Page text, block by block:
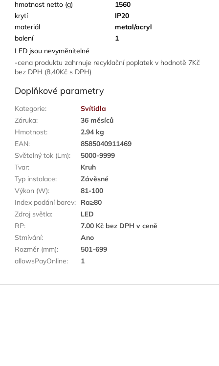
hmotnost netto (g)
1560
krytí
IP20
materiál
metal/acryl
balení
1
LED jsou nevyměnitelné
-cena produktu zahrnuje recyklační poplatek v hodnotě 7Kč
bez DPH (8,40Kč s DPH)
Doplňkové parametry
Kategorie:
Svítidla
Záruka:
36 měsíců
Hmotnost:
2.94 kg
EAN:
8585040911469
Světelný tok (Lm):
5000-9999
Tvar:
Kruh
Typ instalace:
Závěsné
Výkon (W):
81-100
Index podání barev:
Ra≥80
Zdroj světla:
LED
RP:
7.00 Kč bez DPH v ceně
Stmívání:
Ano
Rozměr (mm):
501-699
allowsPayOnline: 1